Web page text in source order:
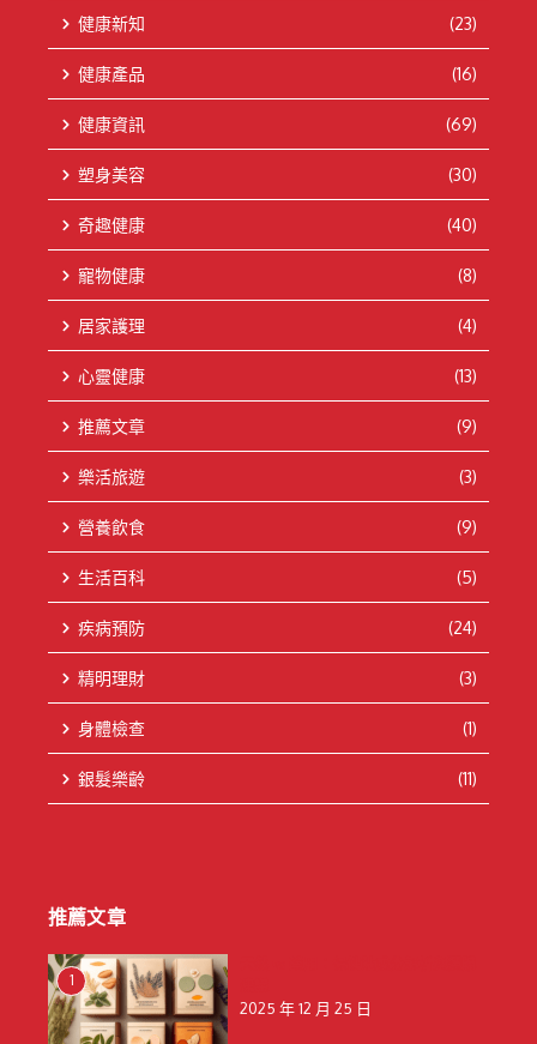
健康新知 (23)
健康產品 (16)
健康資訊 (69)
塑身美容 (30)
奇趣健康 (40)
寵物健康 (8)
居家護理 (4)
心靈健康 (13)
推薦文章 (9)
樂活旅遊 (3)
營養飲食 (9)
生活百科 (5)
疾病預防 (24)
精明理財 (3)
身體檢查 (1)
銀髮樂齡 (11)
推薦文章
1
2025 年 12 月 25 日